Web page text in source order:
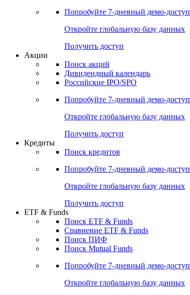
Попробуйте 7-дневный демо-доступ
Откройте глобальную базу данных
Получить доступ
Акции
Поиск акций
Дивидендный календарь
Российские IPO/SPO
Попробуйте 7-дневный демо-доступ
Откройте глобальную базу данных
Получить доступ
Кредиты
Поиск кредитов
Попробуйте 7-дневный демо-доступ
Откройте глобальную базу данных
Получить доступ
ETF & Funds
Поиск ETF & Funds
Сравнение ETF & Funds
Поиск ПИФ
Поиск Mutual Funds
Попробуйте 7-дневный демо-доступ
Откройте глобальную базу данных